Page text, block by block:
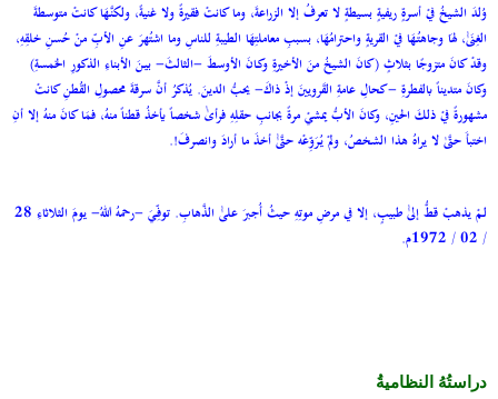
وُلدَ الشيخُ فيْ أسرةٍ ريفيةٍ بسيطةٍ لا تعرفُ إلا الزراعةَ، وما كانتْ فقيرةً ولا غنيةً، ولكنَّهَا كانتْ متوسطةَ
الغِنَىٰٰ، لهَا وجاهتُهَا فيْ القريةِِ واحترامُهَا، بسببِ معاملتِهَا الطيبةِ للناسِ وما اشتُهرَ عنِ الأبِّ منْ حُسنِ خلقِهِ،
وقدْ كانَ متزوجًا بثلاثٍ (كانَ الشيخُ منَ الأخيرةِ وكـانَ الأوسطَ -الثالثَ- بيـنَ الأبناءِ الذكورِ الخمسةِ)
وكانَ متديناً بالفطرةِ -كحالِ عامةِ القَرويينَ إذْ ذاكَ- يحبُّ الدينَ. يُذكرُ أنَّ سرقةَ محصولِ القُطنِ كانتْ
مشهورةً فيْ ذلكَ الحينِ، وكانَ الأبُّ يمشيْ مرةً بجانبِ حقلِهِ فرأىٰٰ شخصاً يأخذُ قطناً منهُ، فمَا كانَ منهُ إلا أنِ
اختبأَ حتَّىٰ لا يراهُ هذا الشخصُ، ولمْ يُرَوِّعْه حتَّىٰٰ أخذَ ما أرادَ وانصرفَ!.
لـمْ يذهبْ قطُّ إلىٰٰ طبيبٍ، إلا في مرضِ موتِهِ حيثُ أُجبرَ علىٰٰ الذَّهابِ. توفِّـيَ -رحمهُ اللهُ- يومَ الثلاثاءِ 28
/ 02 / 1972م.
دراستُهُ النظاميةُ